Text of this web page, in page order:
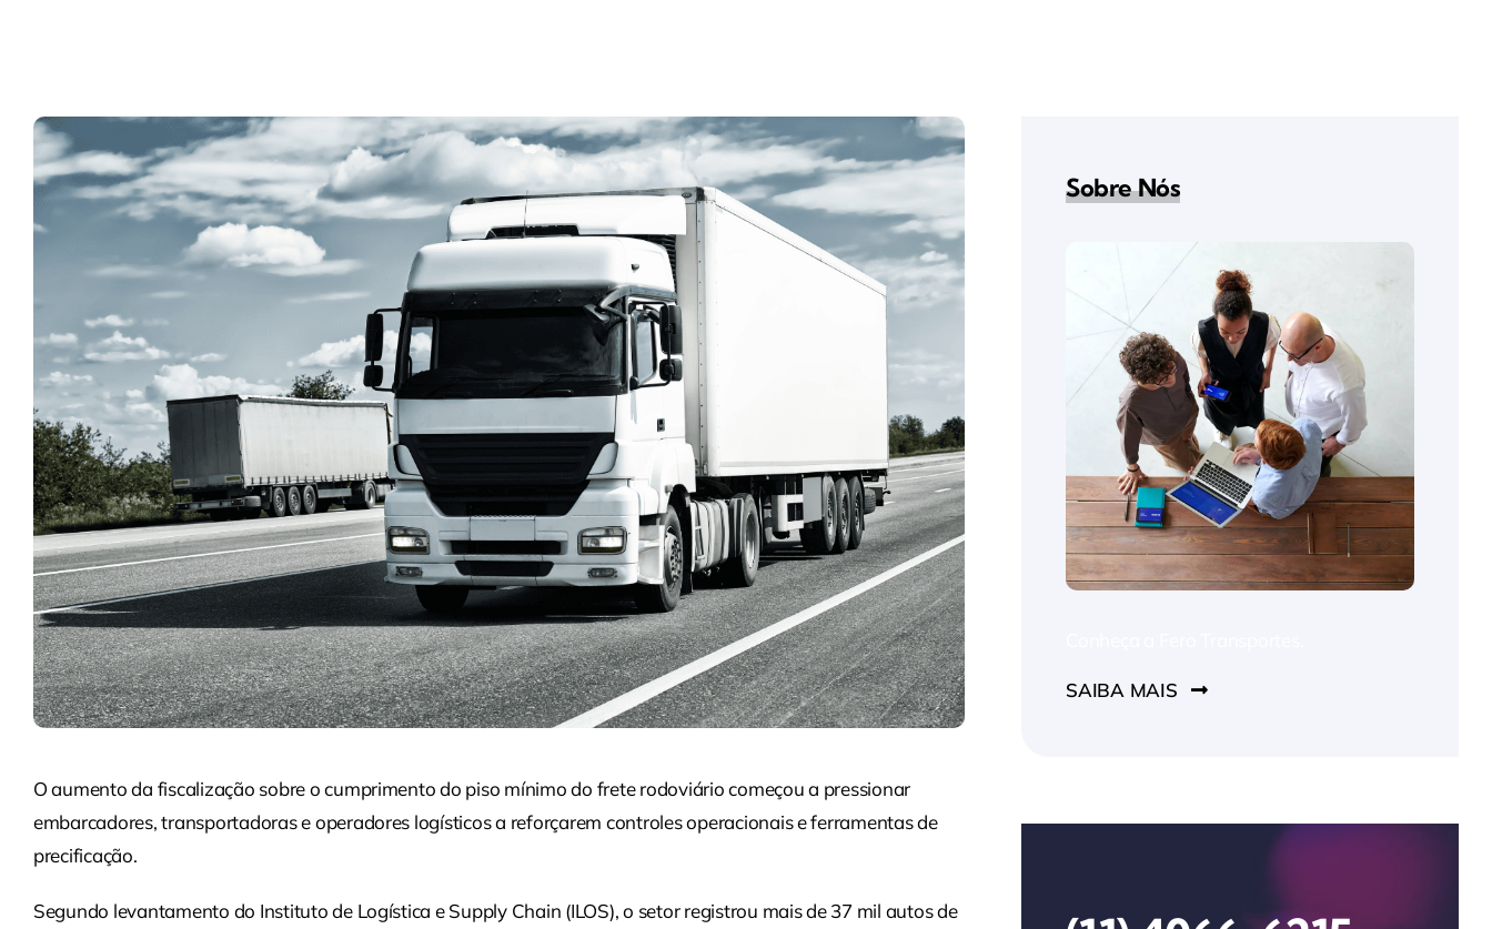
O aumento da fiscalização sobre o cumprimento do piso mínimo do frete rodoviário começou a pressionar
embarcadores, transportadoras e operadores logísticos a reforçarem controles operacionais e ferramentas de
precificação.
Segundo levantamento do Instituto de Logística e Supply Chain (ILOS), o setor registrou mais de 37 mil autos de
Sobre Nós
SAIBA MAIS